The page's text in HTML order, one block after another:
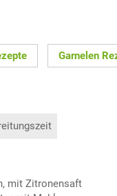
Garnelen
mit Zitronensaft